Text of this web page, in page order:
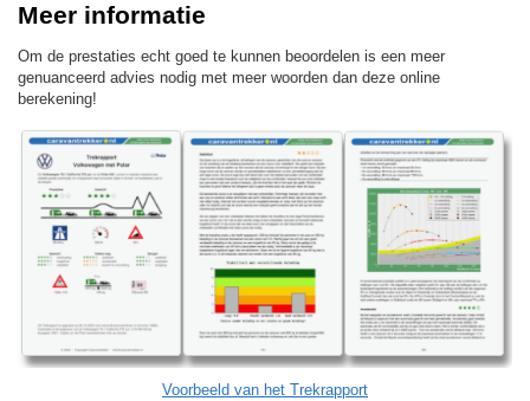
Meer informatie
Om de prestaties echt goed te kunnen beoordelen is een meer
genuanceerd advies nodig met meer woorden dan deze online
berekening!
Voorbeeld van het Trekrapport